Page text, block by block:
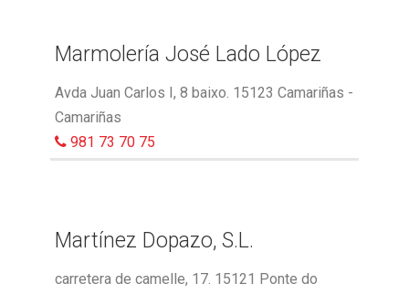
Marmolería José Lado López
Avda Juan Carlos I, 8 baixo. 15123 Camariñas -
Camariñas
981 73 70 75
Martínez Dopazo, S.L.
carretera de camelle, 17. 15121 Ponte do